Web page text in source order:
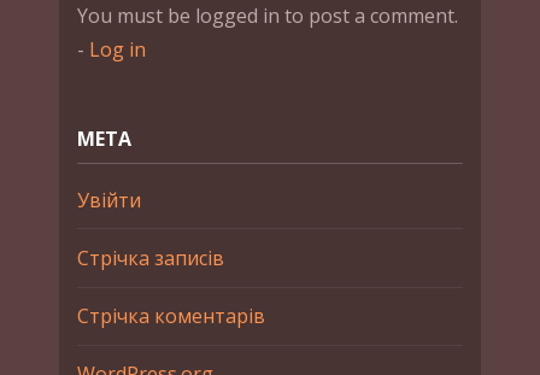
You must be logged in to post a comment.
- Log in
МЕТА
Увійти
Стрічка записів
Стрічка коментарів